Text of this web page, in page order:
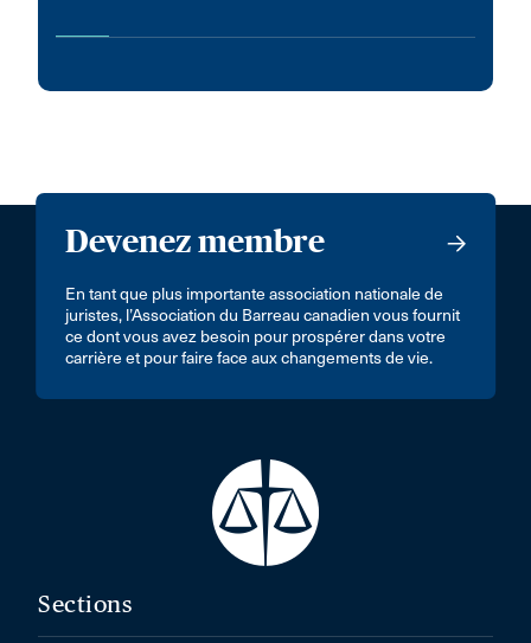
Devenez membre
En tant que plus importante association nationale de
juristes, l’Association du Barreau canadien vous fournit
ce dont vous avez besoin pour prospérer dans votre
carrière et pour faire face aux changements de vie.
Sections